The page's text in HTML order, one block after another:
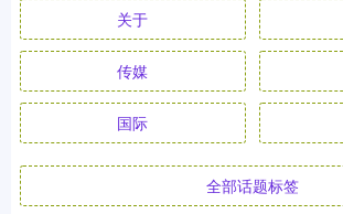
关于
传媒
国际
全部话题标签